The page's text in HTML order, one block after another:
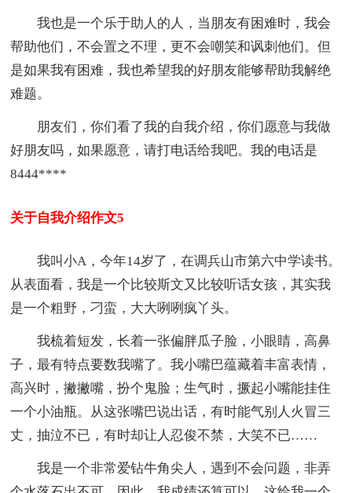
我也是一个乐于助人的人，当朋友有困难时，我会
帮助他们，不会置之不理，更不会嘲笑和讽刺他们。但
是如果我有困难，我也希望我的好朋友能够帮助我解绝
难题。
朋友们，你们看了我的自我介绍，你们愿意与我做
好朋友吗，如果愿意，请打电话给我吧。我的电话是
8444****
关于自我介绍作文5
我叫小A，今年14岁了，在调兵山市第六中学读书。
从表面看，我是一个比较斯文又比较听话女孩，其实我
是一个粗野，刁蛮，大大咧咧疯丫头。
我梳着短发，长着一张偏胖瓜子脸，小眼睛，高鼻
子，最有特点要数我嘴了。我小嘴巴蕴藏着丰富表情，
高兴时，撇撇嘴，扮个鬼脸；生气时，撅起小嘴能挂住
一个小油瓶。从这张嘴巴说出话，有时能气别人火冒三
丈，抽泣不已，有时却让人忍俊不禁，大笑不已……
我是一个非常爱钻牛角尖人，遇到不会问题，非弄